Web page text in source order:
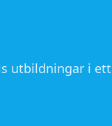
utbildningar i